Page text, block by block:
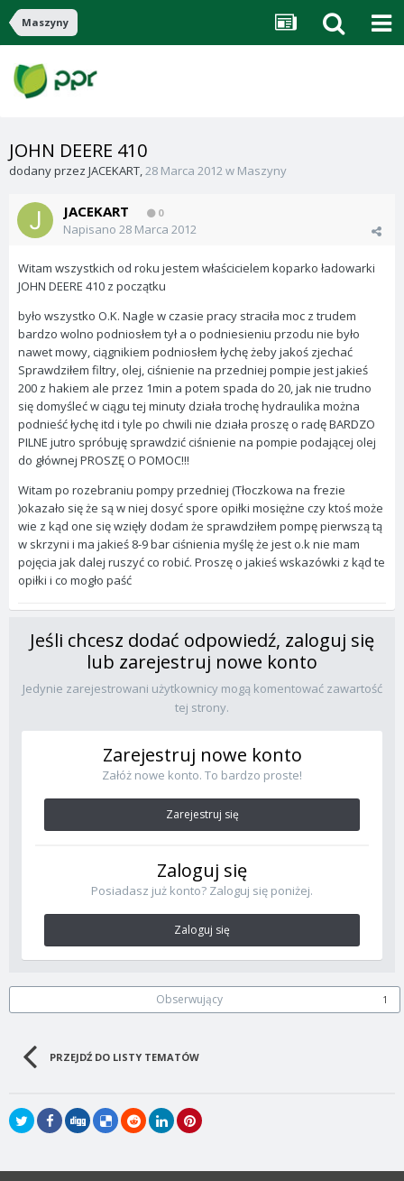
Maszyny
JOHN DEERE 410
dodany przez JACEKART,28 Marca 2012w Maszyny
JACEKART 0
Napisano 28 Marca 2012
Witam wszystkich od roku jestem właścicielem koparko ładowarki
JOHN DEERE 410 z początku
było wszystko O.K. Nagle w czasie pracy straciła moc z trudem
bardzo wolno podniosłem tył a o podniesieniu przodu nie było
nawet mowy, ciągnikiem podniosłem łychę żeby jakoś zjechać
Sprawdziłem filtry, olej, ciśnienie na przedniej pompie jest jakieś
200 z hakiem ale przez 1min a potem spada do 20, jak nie trudno
się domyśleć w ciągu tej minuty działa trochę hydraulika można
podnieść łychę itd i tyle po chwili nie działa proszę o radę BARDZO
PILNE jutro spróbuję sprawdzić ciśnienie na pompie podającej olej
do głównej PROSZĘ O POMOC!!!
Witam po rozebraniu pompy przedniej (Tłoczkowa na frezie
)okazało się że są w niej dosyć spore opiłki mosiężne czy ktoś może
wie z kąd one się wzięły dodam że sprawdziłem pompę pierwszą tą
w skrzyni i ma jakieś 8-9 bar ciśnienia myślę że jest o.k nie mam
pojęcia jak dalej ruszyć co robić. Proszę o jakieś wskazówki z kąd te
opiłki i co mogło paść
Jeśli chcesz dodać odpowiedź, zaloguj się
lub zarejestruj nowe konto
Jedynie zarejestrowani użytkownicy mogą komentować zawartość
tej strony.
Zarejestruj nowe konto
Załóż nowe konto. To bardzo proste!
Zarejestruj się
Zaloguj się
Posiadasz już konto? Zaloguj się poniżej.
Zaloguj się
Obserwujący 1
PRZEJDŹ DO LISTY TEMATÓW